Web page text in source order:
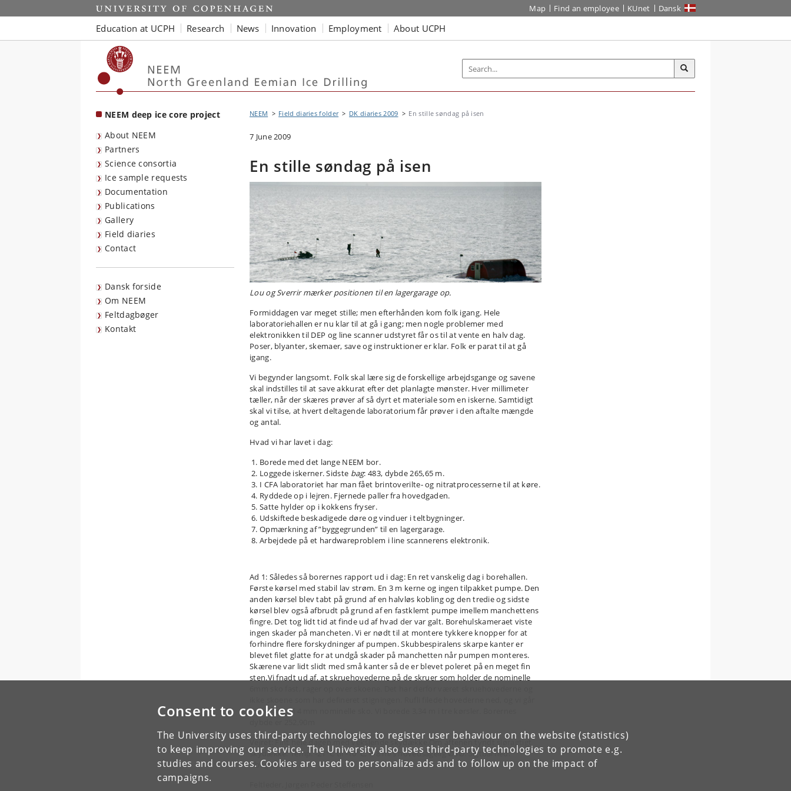
Consent to cookies
The University uses third-party technologies to register user behaviour on the website (statistics)
to keep improving our service. The University also uses third-party technologies to promote e.g.
studies and courses. Cookies are used to personalize ads and to follow up on the impact of
campaigns.
Start Map Find an employee KUnet Dansk
Education at UCPH Research News Innovation Employment About UCPH
NEEM deep ice core project
About NEEM
Partners
Science consortia
Ice sample requests
Documentation
Publications
Gallery
Field diaries
Contact
Dansk forside
Om NEEM
Feltdagbøger
Kontakt
NEEM Field diaries folder DK diaries 2009 En stille søndag på isen
7 June 2009
En stille søndag på isen
Lou og Sverrir mærker positionen til en lagergarage op.
Formiddagen var meget stille; men efterhånden kom folk igang. Hele
laboratoriehallen er nu klar til at gå i gang; men nogle problemer med
elektronikken til DEP og line scanner udstyret får os til at vente en halv dag.
Poser, blyanter, skemaer, save og instruktioner er klar. Folk er parat til at gå
igang.
Vi begynder langsomt. Folk skal lære sig de forskellige arbejdsgange og savene
skal indstilles til at save akkurat efter det planlagte mønster. Hver millimeter
tæller, når der skæres prøver af så dyrt et materiale som en iskerne. Samtidigt
skal vi tilse, at hvert deltagende laboratorium får prøver i den aftalte mængde
og antal.
Hvad vi har lavet i dag:
Borede med det lange NEEM bor.
Loggede iskerner. Sidste bag: 483, dybde 265,65 m.
I CFA laboratoriet har man fået brintoverilte- og nitratprocesserne til at køre.
Ryddede op i lejren. Fjernede paller fra hovedgaden.
Satte hylder op i kokkens fryser.
Udskiftede beskadigede døre og vinduer i teltbygninger.
Opmærkning af ”byggegrunden” til en lagergarage.
Arbejdede på et hardwareproblem i line scannerens elektronik.
Ad 1: Således så borernes rapport ud i dag: En ret vanskelig dag i borehallen.
Første kørsel med stabil lav strøm. En 3 m kerne og ingen tilpakket pumpe. Den
anden kørsel blev tabt på grund af en halvløs kobling og den tredie og sidste
kørsel blev også afbrudt på grund af en fastklemt pumpe imellem manchettens
fingre. Det tog lidt tid at finde ud af hvad der var galt. Borehulskameraet viste
ingen skader på mancheten. Vi er nødt til at montere tykkere knopper for at
forhindre flere forskydninger af pumpen. Skubbespiralens skarpe kanter er
blevet filet glatte for at undgå skader på manchetten når pumpen monteres.
Skærene var lidt slidt med små kanter så de er blevet poleret på en meget fin
sten.Vi fnadt ud af, at skruehovederne på de skruer som holder de nominelle
nu tilbage til 4 mm nominelle sko. Vi borede 3,34 m i tre kørsler. Borernes
Vejret: Fint hele dagen med vekslende skydække.Om aftenen tyndt sløragtigt
skydække. Temp. -21°C til -10°C, 4-8 m/s hovedsagelig ØSØ. Sigtbarhed:
Ubegrænset.